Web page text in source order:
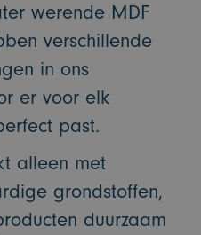
werende MDF
verschillende
in ons
er voor elk
past.
alleen met
grondstoffen,
duurzaam